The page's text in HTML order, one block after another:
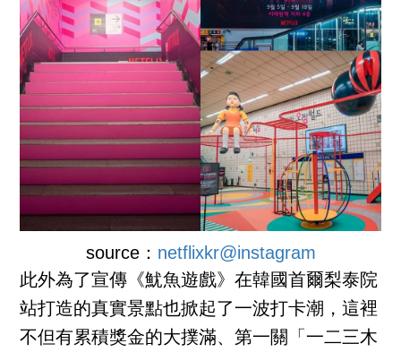
source： netflixkr@instagram
此外為了宣傳《魷魚遊戲》在韓國首爾梨泰院
站打造的真實景點也掀起了一波打卡潮，這裡
不但有累積獎金的大撲滿、第一關「一二三木